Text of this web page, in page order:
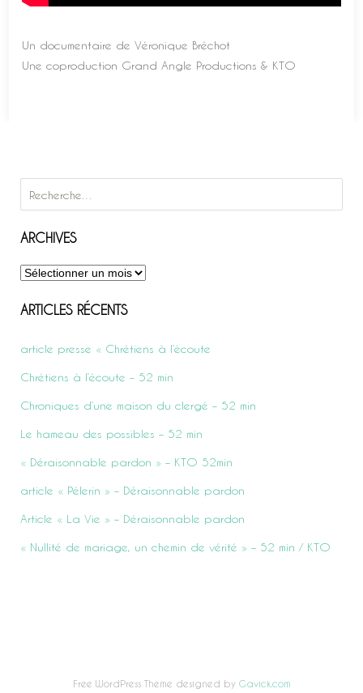
Un documentaire de Véronique Bréchot
Une coproduction Grand Angle Productions & KTO
Rechercher :
ARCHIVES
Archives
ARTICLES RÉCENTS
article presse « Chrétiens à l’écoute
Chrétiens à l’écoute – 52 min
Chroniques d’une maison du clergé – 52 min
Le hameau des possibles – 52 min
« Déraisonnable pardon » – KTO 52min
article « Pélerin » – Déraisonnable pardon
Article « La Vie » – Déraisonnable pardon
« Nullité de mariage, un chemin de vérité » – 52 min / KTO
Free WordPress Theme designed by Gavick.com